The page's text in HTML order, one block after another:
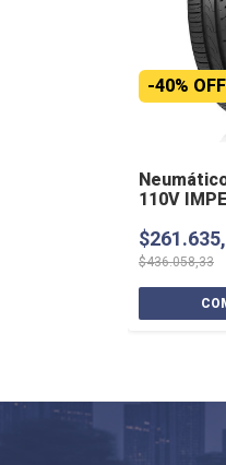
110V
-40% OFF
$436.058,33